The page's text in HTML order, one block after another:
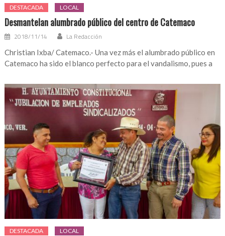
DESTACADA LOCAL
Desmantelan alumbrado público del centro de Catemaco
2018/11/14 La Redacción
Christian Ixba/ Catemaco.- Una vez más el alumbrado público en
Catemaco ha sido el blanco perfecto para el vandalismo, pues a
DESTACADA LOCAL